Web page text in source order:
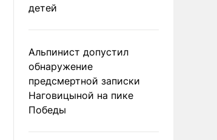
детей
Альпинист допустил
обнаружение
предсмертной записки
Наговицыной на пике
Победы